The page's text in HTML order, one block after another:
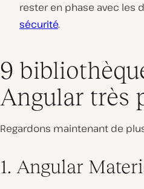
rester en phase avec les
sécurité.
9
Angular très
Regardons maintenant de
1. Angular